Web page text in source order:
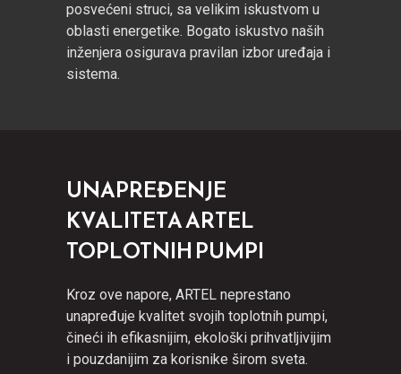
posvećeni struci, sa velikim iskustvom u
oblasti energetike. Bogato iskustvo naših
inženjera osigurava pravilan izbor uređaja i
sistema.
UNAPREĐENJE
KVALITETA ARTEL
TOPLOTNIH PUMPI
Kroz ove napore, ARTEL neprestano
unapređuje kvalitet svojih toplotnih pumpi,
čineći ih efikasnijim, ekološki prihvatljivijim
i pouzdanijim za korisnike širom sveta.